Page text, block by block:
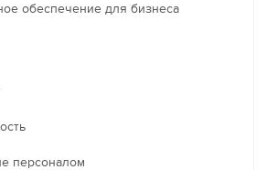
обеспечение для бизнеса
персоналом